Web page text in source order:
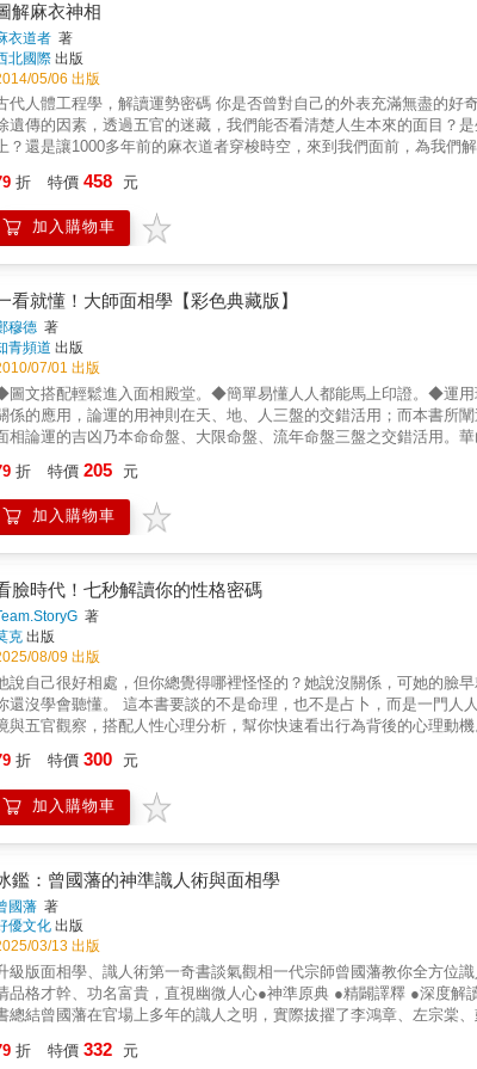
解麻衣神相
衣道者 著
北國際 出版
05/06 出版
體工程學，解讀運勢密碼 你是否曾對自己的外表充滿無盡的好奇，為什麼生就是這副面容？這和命運本身又有著怎樣密不可分的關聯？排
遺傳的因素，透過五官的迷藏，我們能否看清楚人生本來的面目？
？還是讓1000多年前的麻衣道者穿梭時空，來到我們面前，為我們解開這些謎題吧！ ˙看臉︰照一照鏡子，仔細觀察
相學之首：古代相學流派眾多，名相師輩出，但尤以麻衣道者最為
手一冊，王侯將相得之亦愛不釋手，黎民百姓也多拿來鑑人識人，實為相術之寶典。 2.簡單易讀：以白話詮釋原文
，讓學習相術更加簡單，讓初學者也能輕鬆學會觀人看相。 3.白話圖解：加入大量簡單扼要的標題和清晰明白的圖解，並將較深奧難懂的理
折 特價 458 元
加入購物車
看就懂！大師面相學【彩色典藏版】
穆德 著
青頻道 出版
07/01 出版
圖文搭配輕鬆進入面相殿堂。◆簡單易懂人人都能馬上印證。◆運
係的應用，論運的用神則在天、地、人三盤的交錯活用；而本書所
相論運的吉凶乃本命命盤、大限命盤、流年命盤三盤之交錯活用。
折 特價 205 元
加入購物車
臉時代！七秒解讀你的性格密碼
著
克 出版
08/09 出版
說自己很好相處，但你總覺得哪裡怪怪的？她說沒關係，可她的臉
還沒學會聽懂。 這本書要談的不是命理，也不是占卜，而是一門
與五官觀察，搭配人性心理分析，幫你快速看出行為背後的心理動
⋯⋯你該相信哪個反應？◆ 初次見面、聚餐互動、合作談判、家族
格分析法」，簡單易學，幫你快速建立識人邏輯✓ 超過47則漫畫情
，一眼辨識人設✓ 每章對應生活場景，立即套用在人際互動中不再
內在劇本。只要學會這門技巧，你將在人際交往裡，更安心、更準
方法看透人心。現在就打開《看臉時代》，你也能練成一雙看出真話
折 特價 300 元
加入購物車
鑑：曾國藩的神準識人術與面相學
國藩 著
優文化 出版
03/13 出版
級版面相學、識人術第一奇書談氣觀相一代宗師曾國藩教你全方位
品格才幹、功名富貴，直視幽微人心●神準原典 ●精闢譯釋 ●深度
總結曾國藩在官場上多年的識人之明，實際拔擢了李鴻章、左宗棠
還有一個大學士、一個軍機大臣，以及以大學士身分入職軍機處的
折 特價 332 元